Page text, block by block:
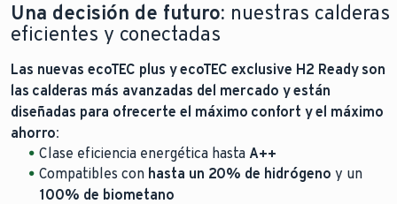
Una decisión de futuro: nuestras calderas
eficientes y conectadas
Las nuevas ecoTEC plus y ecoTEC exclusive H2 Ready son
las calderas más avanzadas del mercado y están
diseñadas para ofrecerte el máximo confort y el máximo
ahorro:
Clase eficiencia energética hasta A++
Compatibles con hasta un 20% de hidrógeno y un
100% de biometano